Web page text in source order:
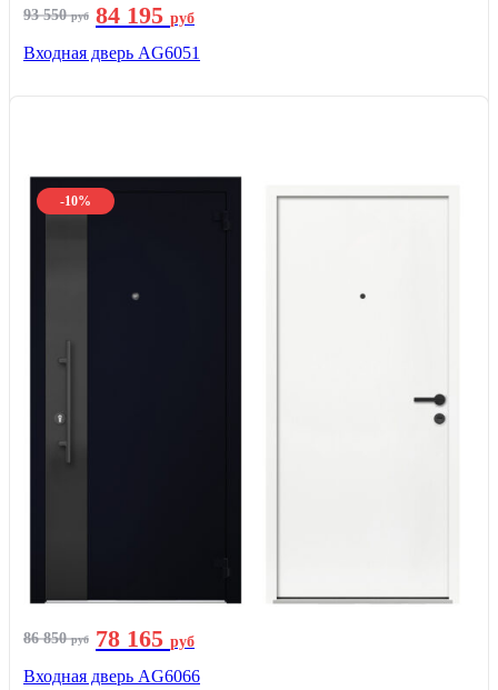
93 550руб 84 195 руб
Входная дверь AG6051
-10%
86 850руб 78 165 руб
Входная дверь AG6066